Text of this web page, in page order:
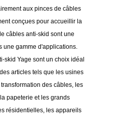
aux pinces de câbles
conçues pour accueillir la
câbles anti-skid sont une
une gamme d'applications.
skid Yage sont un choix idéal
articles tels que les usines
des câbles, les
papeterie et les grands
résidentielles, les appareils